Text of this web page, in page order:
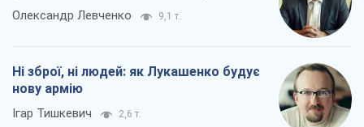
Олександр Левченко 9,1 т.
Ні зброї, ні людей: як Лукашенко будує
нову армію
Ігар Тишкевич 2,6 т.